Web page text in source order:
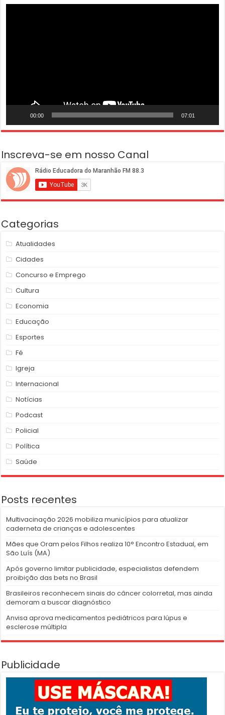
00:00 07:01
Inscreva-se em nosso Canal
Categorias
Atualidades
Cidades
Concurso e Emprego
Cultura
Economia
Educação
Esportes
Fé
Igreja
Internacional
Notícias
Podcast
Policial
Política
Saúde
Posts recentes
Multivacinação 2026 mobiliza municípios para atualizar
caderneta de crianças e adolescentes
Mães que Oram pelos Filhos realiza 10° Encontro Estadual, em
São Luís (MA)
Após governo limitar publicidade, especialistas defendem
proibição das bets no Brasil
Brasileiros reconhecem sinais do câncer colorretal, mas ainda
demoram a buscar diagnóstico
Anvisa aprova medicamentos pediátricos para lúpus e
esclerose múltipla
Publicidade